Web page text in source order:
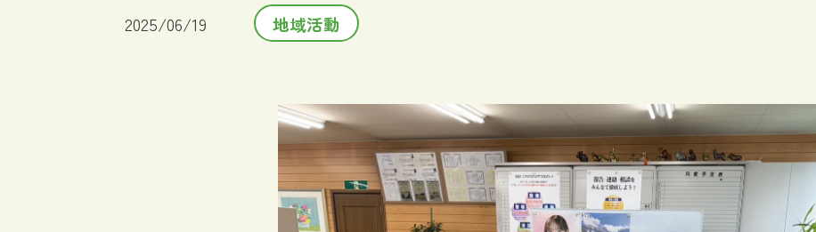
2025/06/19 地域活動